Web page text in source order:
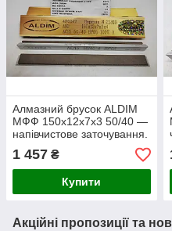
Алмазний брусок ALDIM
МФФ 150х12х7х3 50/40 —
напівчистове заточування.
1 457 ₴
Купити
Акційні пропозиції та